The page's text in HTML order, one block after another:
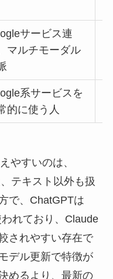
サービス連
マルチモーダル
系サービスを
的に使う人
やすいのは、
テキスト以外も扱
で、ChatGPTは
れており、Claude
されやすい存在で
デル更新で特徴が
めるより、最新の